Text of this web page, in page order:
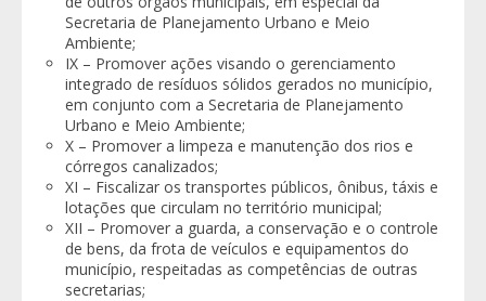
Secretaria de Planejamento Urbano e Meio
Ambiente;
IX – Promover ações visando o gerenciamento
integrado de resíduos sólidos gerados no município,
em conjunto com a Secretaria de Planejamento
Urbano e Meio Ambiente;
X – Promover a limpeza e manutenção dos rios e
córregos canalizados;
XI – Fiscalizar os transportes públicos, ônibus, táxis e
lotações que circulam no território municipal;
XII – Promover a guarda, a conservação e o controle
de bens, da frota de veículos e equipamentos do
município, respeitadas as competências de outras
secretarias;